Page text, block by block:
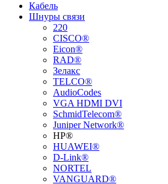
Кабель
Шнуры связи
220
CISCO®
Eicon®
RAD®
Зелакс
TELCO®
AudioCodes
VGA HDMI DVI
SchmidTelecom®
Juniper Network®
HP®
HUAWEI®
D-Link®
NORTEL
VANGUARD®